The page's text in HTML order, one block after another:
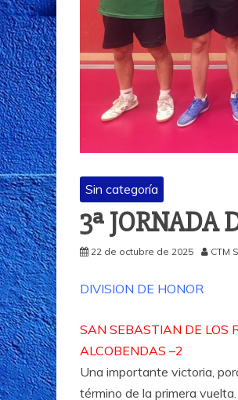
Sin categoría
3ª JORNADA
22 de octubre de 2025 CTM
DIVISION DE HONOR
SAN SEBASTIAN DE LOS
ALCOBENDAS –2
Una importante victoria,
término de la primera vuelta.